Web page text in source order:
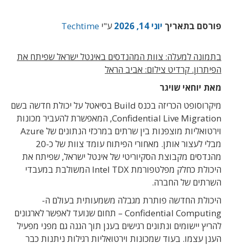
פורסם בתאריך יוני 14, 2026 ע"י Techtime
בתמונה למעלה: צוות המהנדסים באינטל ישראל שפיתח את
הפיתרון. קרדיט צילום: אביב הראל
מאת יוחאי שויגר
מיקרוסופט הכריזה בכנס Build בסיאטל על יכולת חדשה בשם
Confidential Live Migration, המאפשרת להעביר מכונות
וירטואליות מוצפנות בין שרתים במרכזי הנתונים של Azure
מבלי לעצור אותן. מאחורי הפיתוח עומד צוות של כ-20
מהנדסים מקבוצת הסקיוריטי של אינטל ישראל, שפיתח את
היכולת כחלק מפלטפורמת Intel TDX המשולבת במעבדי
השרתים של החברה.
היכולת החדשה פותרת מגבלה משמעותית בעולם ה-
Confidential Computing – תחום שנועד לאפשר לארגונים
להריץ יישומים ונתונים רגישים בענן תוך הגנה גם מפני מפעיל
הענן עצמו. בעוד שמכונות וירטואליות רגילות ניתנות כבר